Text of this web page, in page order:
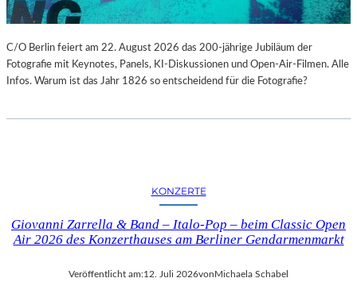
C/O Berlin feiert am 22. August 2026 das 200-jährige Jubiläum der
Fotografie mit Keynotes, Panels, KI-Diskussionen und Open-Air-Filmen. Alle
Infos. Warum ist das Jahr 1826 so entscheidend für die Fotografie?
KONZERTE
Giovanni Zarrella & Band – Italo-Pop – beim Classic Open
Air 2026 des Konzerthauses am Berliner Gendarmenmarkt
Veröffentlicht am:12. Juli 2026von Michaela Schabel